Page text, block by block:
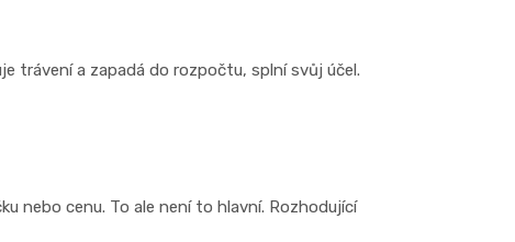
trávení a zapadá do rozpočtu, splní svůj účel.
nebo cenu. To ale není to hlavní. Rozhodující